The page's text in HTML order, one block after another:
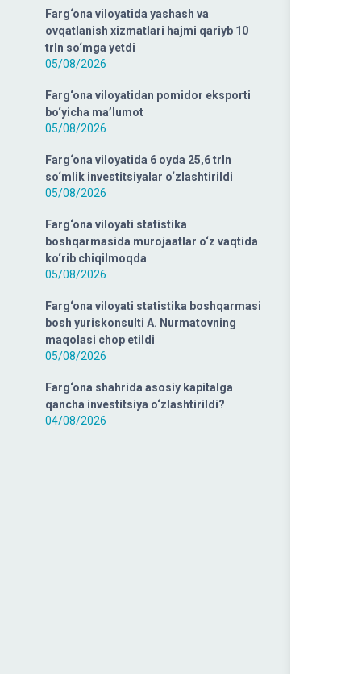
Farg‘ona viloyatida yashash va
ovqatlanish xizmatlari hajmi qariyb 10
trln so‘mga yetdi
05/08/2026
Farg‘ona viloyatidan pomidor eksporti
bo‘yicha ma’lumot
05/08/2026
Farg‘ona viloyatida 6 oyda 25,6 trln
so‘mlik investitsiyalar o‘zlashtirildi
05/08/2026
Farg‘ona viloyati statistika
boshqarmasida murojaatlar o‘z vaqtida
ko‘rib chiqilmoqda
05/08/2026
Farg‘ona viloyati statistika boshqarmasi
bosh yuriskonsulti A. Nurmatovning
maqolasi chop etildi
05/08/2026
Farg‘ona shahrida asosiy kapitalga
qancha investitsiya o‘zlashtirildi?
04/08/2026